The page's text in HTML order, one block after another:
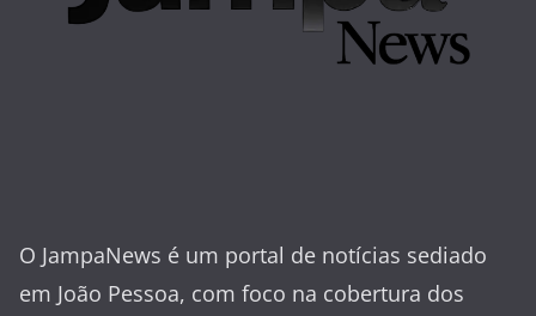
O JampaNews é um portal de notícias sediado
em João Pessoa, com foco na cobertura dos